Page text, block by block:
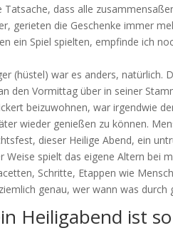
Tatsache, dass alle
gerieten die Geschenke immer
ein Spiel spielten, empfinde ich
(hüstel) war es anders,
den Vormittag über in seiner
beizuwohnen, war irgendwie
wieder genießen zu können.
dieser Heilige Abend, ein
Weise spielt das eigene Altern bei
Schritte, Etappen wie
genau, wer wann was durch
Heiligabend ist